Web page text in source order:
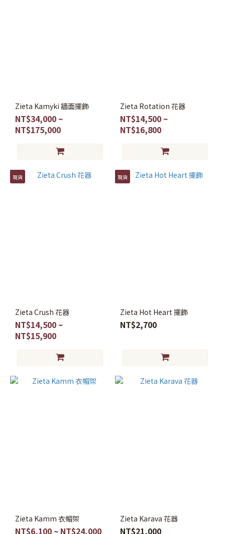
Zieta Kamyki 牆面擺飾
NT$34,000 ~
NT$175,000
Zieta Rotation 花器
NT$14,500 ~
NT$16,800
現貨
Zieta Crush 花器
NT$14,500 ~
NT$15,900
現貨
Zieta Hot Heart 擺飾
NT$2,700
Zieta Kamm 衣帽架
NT$6,100 ~ NT$24,000
Zieta Karava 花器
NT$21,000